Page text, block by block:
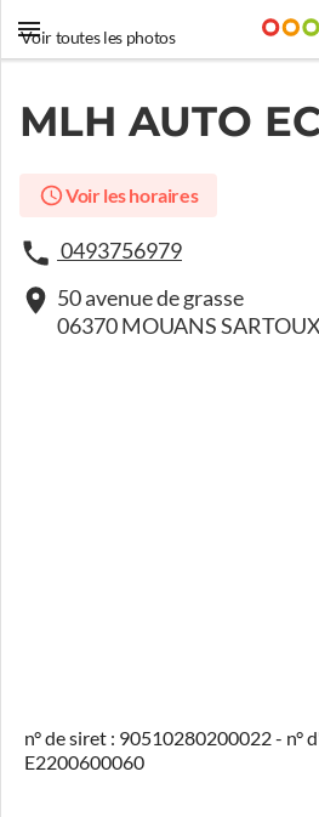
Voir toutes les photos
MLH AUTO
Voir les horaires
0493756979
50 avenue de grasse
06370 MOUANS SARTOUX
n° de siret : 90510280200022 - n°
E2200600060